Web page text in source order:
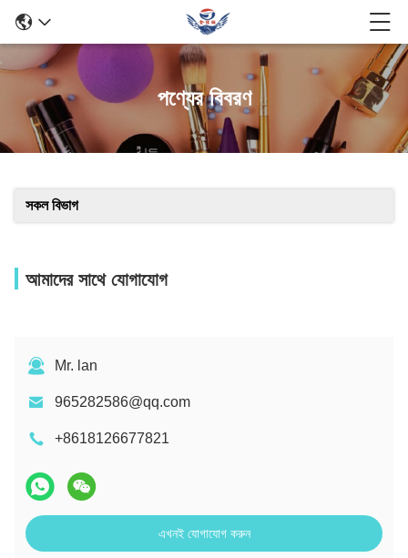
পণ্যের বিবরণ
সকল বিভাগ
আমাদের সাথে যোগাযোগ
Mr. lan
965282586@qq.com
+8618126677821
এখনই যোগাযোগ করুন